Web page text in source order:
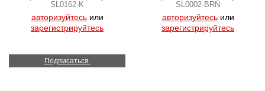
SL0162-K
авторизуйтесьили
зарегистрируйтесь
SL0002-BRN
авторизуйтесьили
зарегистрируйтесь
Подписаться.